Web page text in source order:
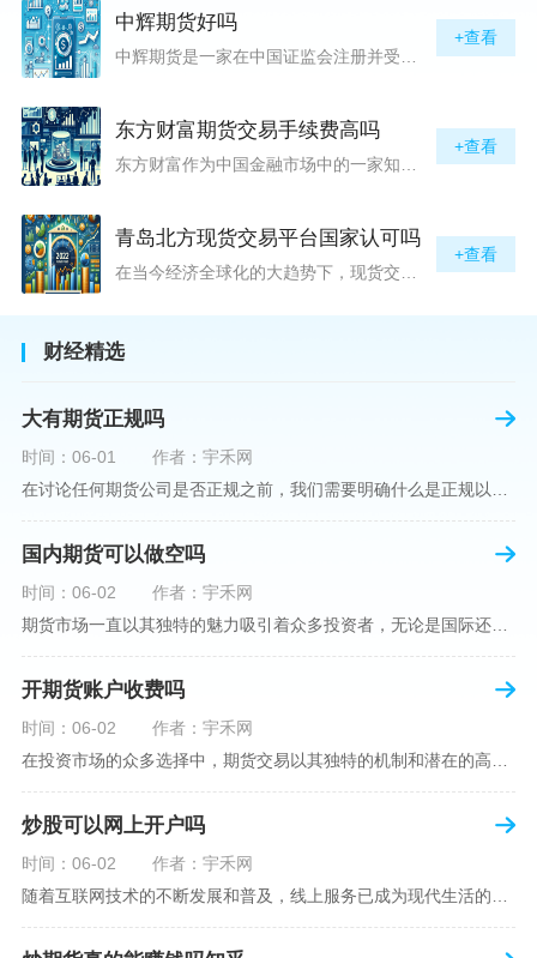
中辉期货好吗
+查看
东方财富期货交易手续费高吗
+查看
青岛北方现货交易平台国家认可吗
+查看
财经精选
大有期货正规吗
时间：06-01
作者：宇禾网
国内期货可以做空吗
时间：06-02
作者：宇禾网
期货市场一直以其独特的魅力吸引着众多投资者，无论是国际还是国内场景下，其波澜壮阔的市场行情都给予了投资者无限遐想。今天，我们将深入探讨一个特别的问题——"国内期货可以做空吗"？这个问题不仅关乎投资者的策略布局，更涉及到期货市场机制的基本理解。在深入探讨之前，我们首先需要明确几个期货市场的基础概念。期货，是指在标准化合约基础上，双方承诺在未来某一特定时间以约定价格买卖一定数量的商品或金融产品的合约。它允訸投资者通过买入（做多）或卖出（做空）合约来预测未来价格的变动。我们来揭开国
开期货账户收费吗
时间：06-02
作者：宇禾网
炒股可以网上开户吗
时间：06-02
作者：宇禾网